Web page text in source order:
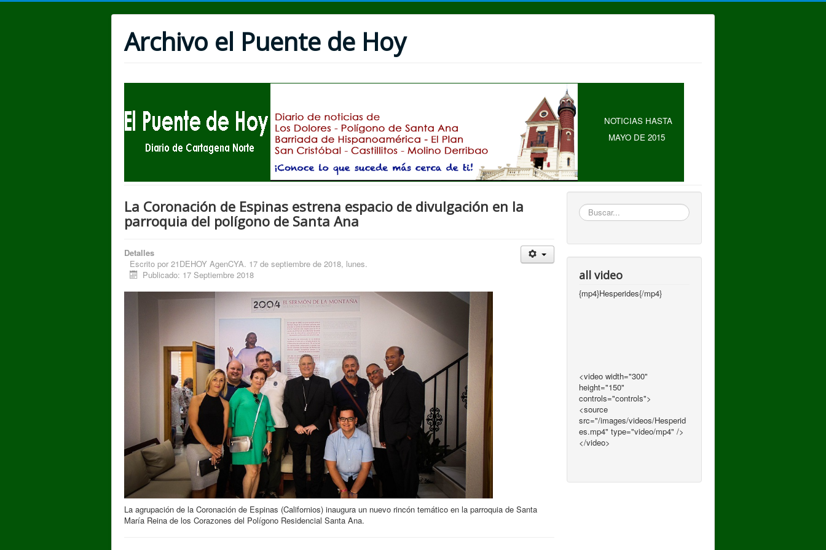
Archivo el Puente de Hoy
NOTICIAS HASTA
MAYO DE 2015
La Coronación de Espinas estrena espacio de divulgación en la
parroquia del polígono de Santa Ana
Detalles
Escrito por 21DEHOY AgenCYA. 17 de septiembre de 2018, lunes.
Publicado: 17 Septiembre 2018
La agrupación de la Coronación de Espinas (Californios) inaugura un nuevo rincón temático en la parroquia de Santa
María Reina de los Corazones del Polígono Residencial Santa Ana.
Buscar
all video
{mp4}Hesperides{/mp4}
<video width="300"
height="150"
controls="controls">
<source
src="/images/videos/Hesperid
es.mp4" type="video/mp4" />
</video>